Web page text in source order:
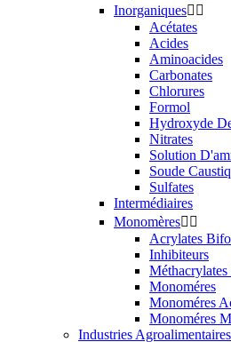
Inorganiques 
Acétates
Acides
Aminoacides
Carbonates
Chlorures
Formol
Hydroxyde
Nitrates
Solution
Soude
Sulfates
Intermédiaires
Monomères 
Acrylates
Inhibiteurs
Monoméres
Monoméres
Monoméres
Industries Agroalimentaires